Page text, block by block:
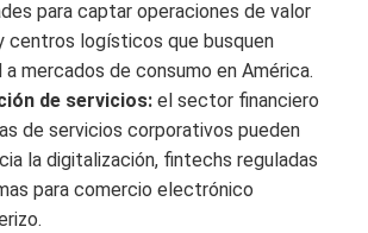
para captar operaciones de valor
centros logísticos que busquen
a mercados de consumo en América.
de servicios: el sector financiero
de servicios corporativos pueden
la digitalización, fintechs reguladas
para comercio electrónico